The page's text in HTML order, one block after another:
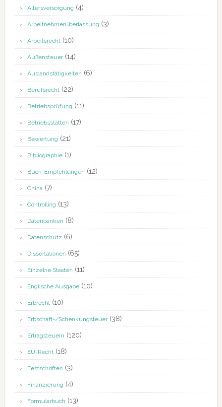
Altersversorgung (4)
Arbeitnehmerüberlassung (3)
Arbeitsrecht(10)
Außensteuer(14)
Auslandstätigkeiten (6)
Berufsrecht(22)
Betriebsprüfung (11)
Betriebsstätten (17)
Bewertung (21)
Bibliographie(1)
Buch-Empfehlungen (12)
China (7)
Controlling (13)
Datenbanken (8)
Datenschutz (6)
Dissertationen (65)
Einzelne Staaten (11)
Englische Ausgabe(10)
Erbrecht(10)
Erbschaft-/Schenkungsteuer(38)
Ertragsteuern (120)
EU-Recht(18)
Festschriften (3)
Finanzierung (4)
Formularbuch (13)